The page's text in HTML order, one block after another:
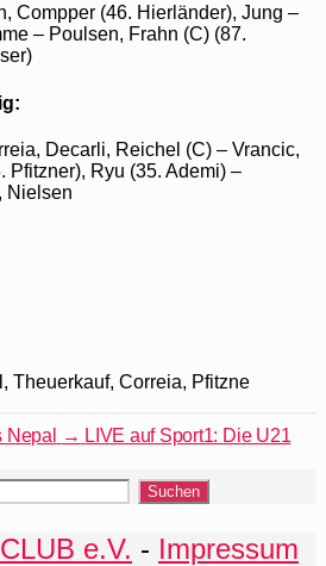
Compper (46. Hierländer), Jung –
– Poulsen, Frahn (C) (87.
Decarli, Reichel (C) – Vrancic,
Pfitzner), Ryu (35. Ademi) –
Nielsen
Theuerkauf, Correia, Pfitzne
Nepal → LIVE auf Sport1: Die U21
e.V. - Impressum